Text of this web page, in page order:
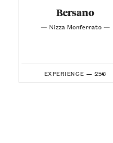
Bersano
— Nizza Monferrato —
EXPERIENCE — 25€